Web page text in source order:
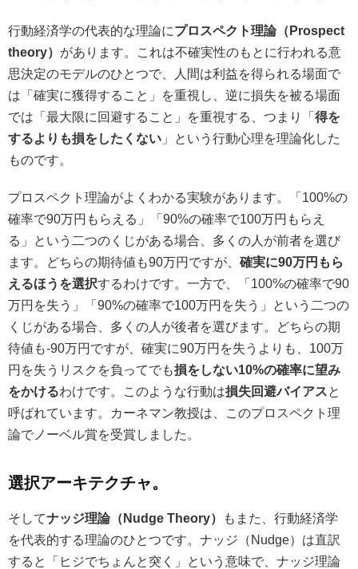
行動経済学の代表的な理論にプロスペクト理論（Prospect
theory） があります。これは不確実性のもとに行われる意
思決定のモデルのひとつで、人間は利益を得られる場面で
は「確実に獲得すること」を重視し、逆に損失を被る場面
では「最大限に回避すること」を重視する、つまり「 得を
するよりも損をしたくない 」という行動心理を理論化した
ものです。
プロスペクト理論がよくわかる実験があります。「100%の
確率で90万円もらえる」「90%の確率で100万円もらえ
る」という二つのくじがある場合、多くの人が前者を選び
ます。どちらの期待値も90万円ですが、 確実に90万円もら
えるほうを選択するわけです。一方で、「100%の確率で90
万円を失う」「90%の確率で100万円を失う」という二つの
くじがある場合、多くの人が後者を選びます。どちらの期
待値も-90万円ですが、確実に90万円を失うよりも、100万
円を失うリスクを負ってでも損をしない10%の確率に望み
をかけるわけです。このような行動は損失回避バイアスと
呼ばれています。カーネマン教授は、このプロスペクト理
論でノーベル賞を受賞しました。
選択アーキテクチャ。
そしてナッジ理論（Nudge Theory）
もまた、行動経済学
を代表的する理論のひとつです。ナッジ（Nudge）は直訳
すると「ヒジでちょんと突く」という意味で、ナッジ理論